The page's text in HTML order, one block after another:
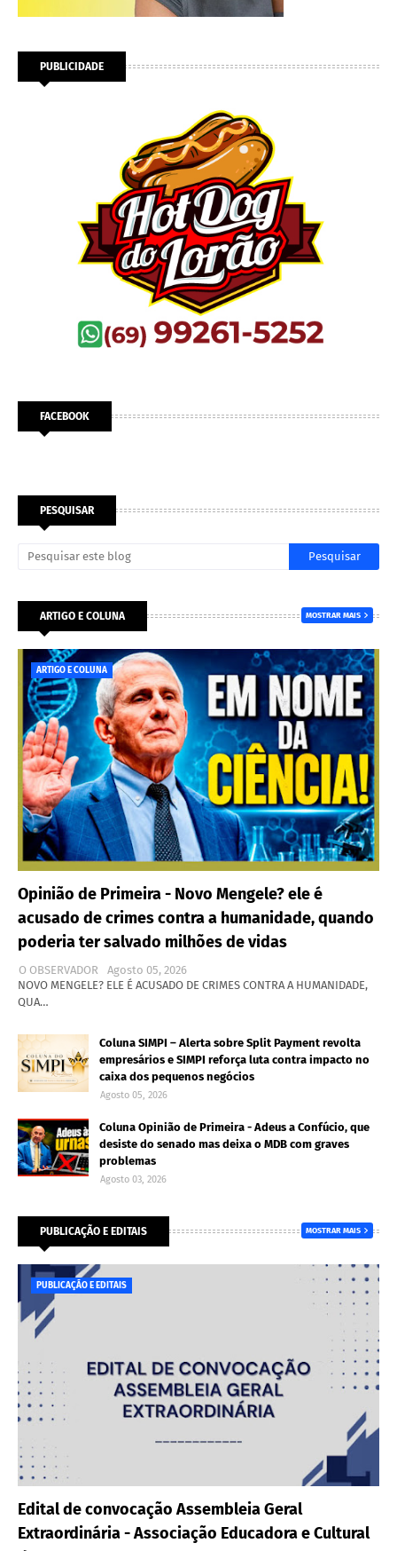
PUBLICIDADE
FACEBOOK
PESQUISAR
ARTIGO E COLUNA MOSTRAR MAIS
ARTIGO E COLUNA
Opinião de Primeira - Novo Mengele? ele é
acusado de crimes contra a humanidade, quando
poderia ter salvado milhões de vidas
O OBSERVADOR
Agosto 05, 2026
NOVO MENGELE? ELE É ACUSADO DE CRIMES CONTRA A HUMANIDADE,
QUA…
Coluna SIMPI – Alerta sobre Split Payment revolta
empresários e SIMPI reforça luta contra impacto no
caixa dos pequenos negócios
Agosto 05, 2026
Coluna Opinião de Primeira - Adeus a Confúcio, que
desiste do senado mas deixa o MDB com graves
problemas
Agosto 03, 2026
PUBLICAÇÃO E EDITAIS MOSTRAR MAIS
PUBLICAÇÃO E EDITAIS
Edital de convocação Assembleia Geral
Extraordinária - Associação Educadora e Cultural